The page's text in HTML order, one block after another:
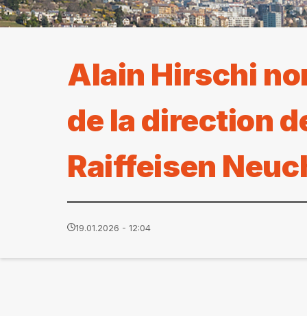
Alain Hirschi
de la direction
Raiffeisen
19.01.2026 - 12:04